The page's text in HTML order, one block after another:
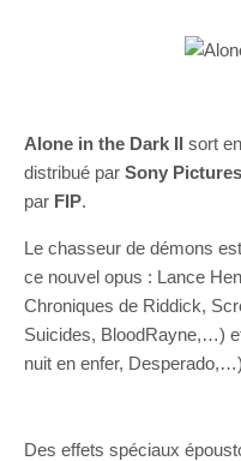
Alone in the Dark II sort
distribué par Sony
par FIP.
Le chasseur de démons
ce nouvel opus : Lance
Chroniques de Riddick,
Suicides, BloodRayne,…)
nuit en enfer,
Des effets spéciaux